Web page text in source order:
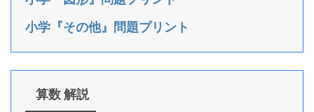
小学『その他』問題プリント
算数 解説